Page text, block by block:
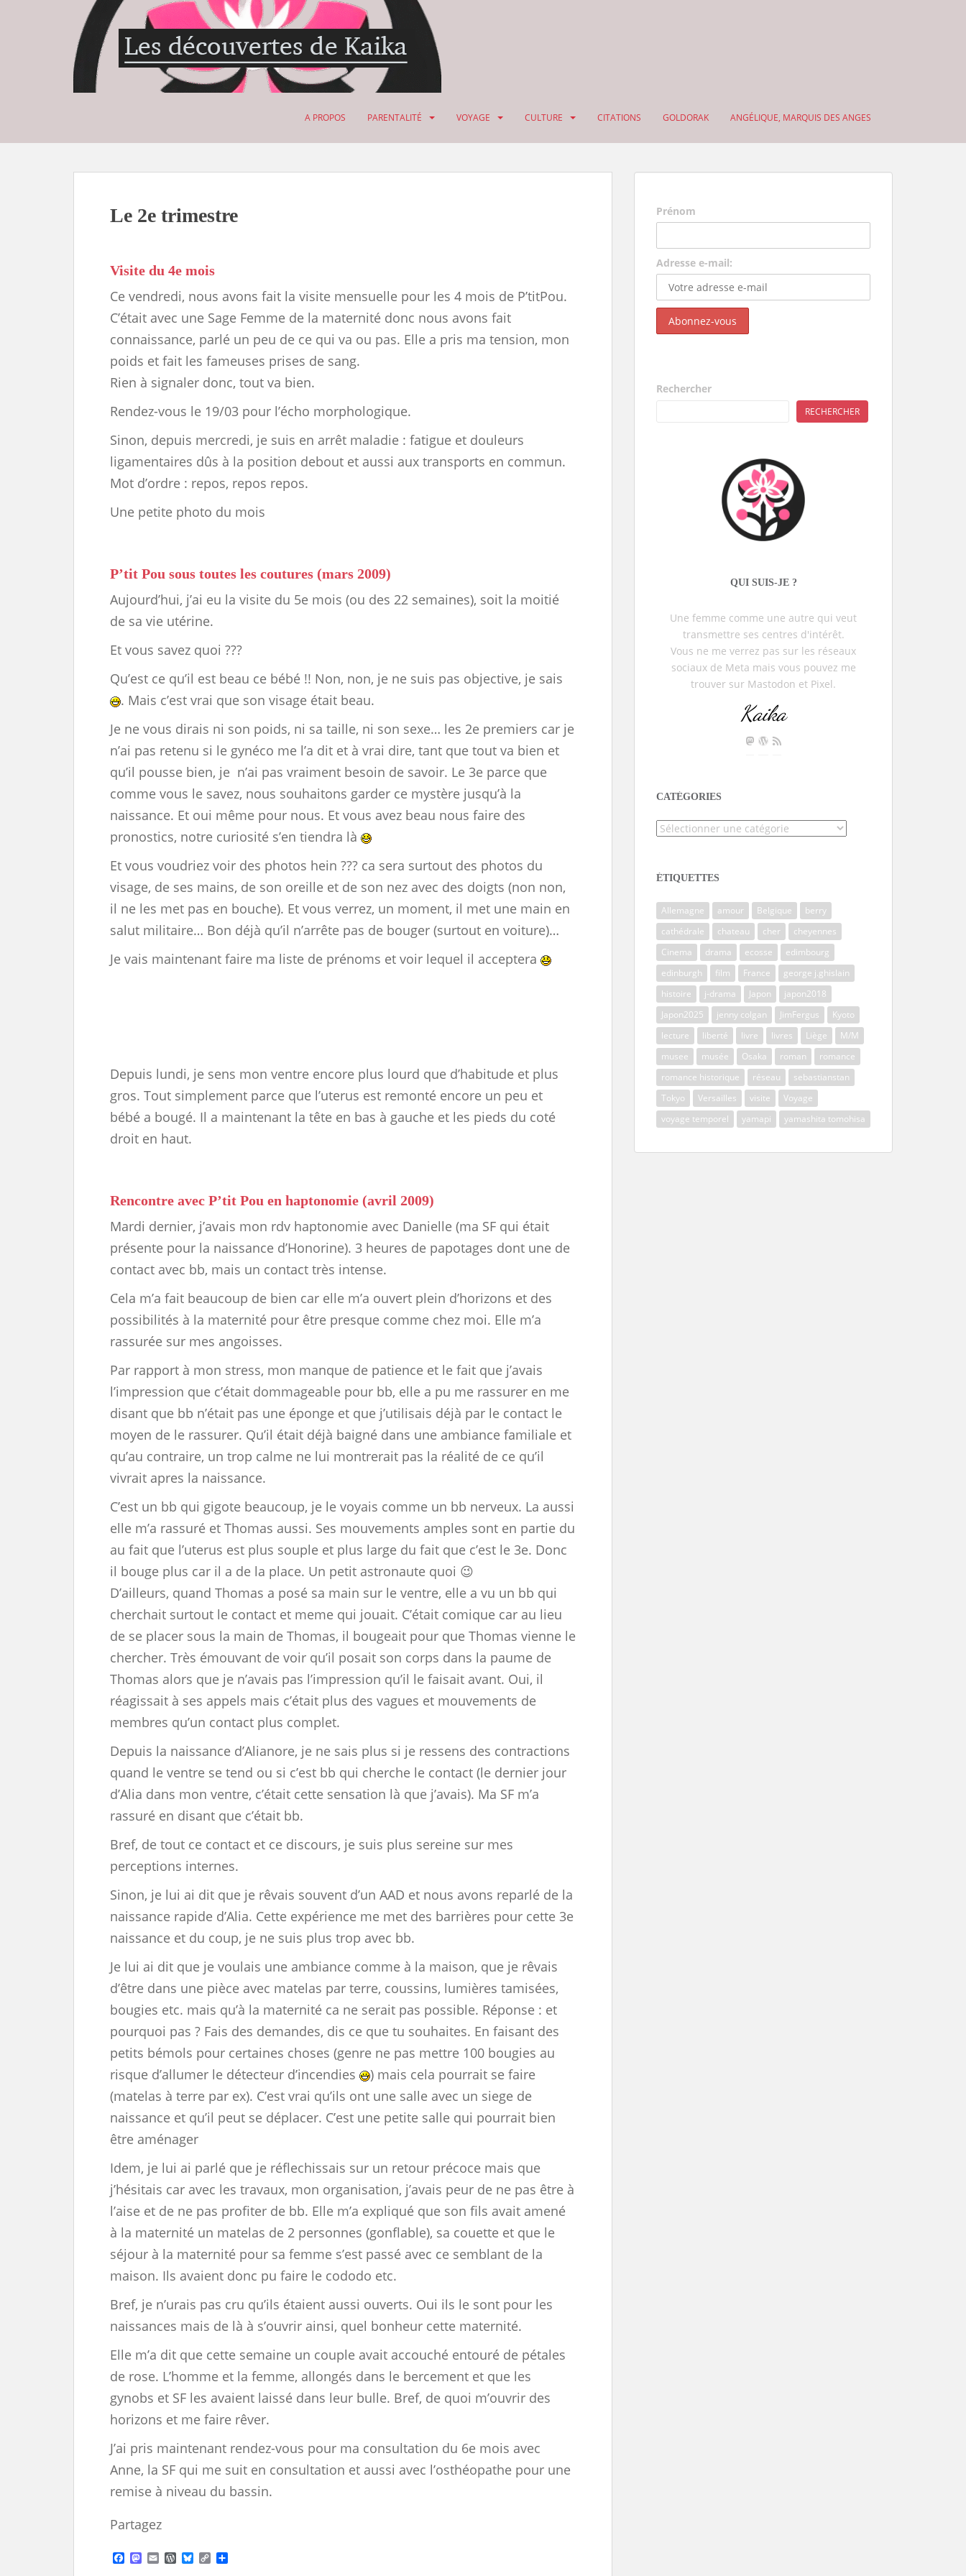
i
A PROPOS PARENTALITÉ VOYAGE CULTURE CITATIONS GOLDORAK ANGÉLIQUE, MARQUIS DES ANGES
Le 2e trimestre
Visite du 4e mois
Ce vendredi, nous avons fait la visite mensuelle pour les 4 mois de P’titPou.
C’était avec une Sage Femme de la maternité donc nous avons fait
connaissance, parlé un peu de ce qui va ou pas. Elle a pris ma tension, mon
poids et fait les fameuses prises de sang.
Rien à signaler donc, tout va bien.
Rendez-vous le 19/03 pour l’écho morphologique.
Sinon, depuis mercredi, je suis en arrêt maladie : fatigue et douleurs
ligamentaires dûs à la position debout et aussi aux transports en commun.
Mot d’ordre : repos, repos repos.
Une petite photo du mois
P’tit Pou sous toutes les coutures (mars 2009)
Aujourd’hui, j’ai eu la visite du 5e mois (ou des 22 semaines), soit la moitié
de sa vie utérine.
Et vous savez quoi ???
Qu’est ce qu’il est beau ce bébé !! Non, non, je ne suis pas objective, je sais
. Mais c’est vrai que son visage était beau.
Je ne vous dirais ni son poids, ni sa taille, ni son sexe… les 2e premiers car je
n’ai pas retenu si le gynéco me l’a dit et à vrai dire, tant que tout va bien et
qu’il pousse bien, je n’ai pas vraiment besoin de savoir. Le 3e parce que
comme vous le savez, nous souhaitons garder ce mystère jusqu’à la
naissance. Et oui même pour nous. Et vous avez beau nous faire des
pronostics, notre curiosité s’en tiendra là
Et vous voudriez voir des photos hein ??? ca sera surtout des photos du
visage, de ses mains, de son oreille et de son nez avec des doigts (non non,
il ne les met pas en bouche). Et vous verrez, un moment, il met une main en
salut militaire… Bon déjà qu’il n’arrête pas de bouger (surtout en voiture)…
Je vais maintenant faire ma liste de prénoms et voir lequel il acceptera
Depuis lundi, je sens mon ventre encore plus lourd que d’habitude et plus
gros. Tout simplement parce que l’uterus est remonté encore un peu et
bébé a bougé. Il a maintenant la tête en bas à gauche et les pieds du coté
droit en haut.
Rencontre avec P’tit Pou en haptonomie (avril 2009)
Mardi dernier, j’avais mon rdv haptonomie avec Danielle (ma SF qui était
présente pour la naissance d’Honorine). 3 heures de papotages dont une de
contact avec bb, mais un contact très intense.
Cela m’a fait beaucoup de bien car elle m’a ouvert plein d’horizons et des
possibilités à la maternité pour être presque comme chez moi. Elle m’a
rassurée sur mes angoisses.
Par rapport à mon stress, mon manque de patience et le fait que j’avais
l’impression que c’était dommageable pour bb, elle a pu me rassurer en me
disant que bb n’était pas une éponge et que j’utilisais déjà par le contact le
moyen de le rassurer. Qu’il était déjà baigné dans une ambiance familiale et
qu’au contraire, un trop calme ne lui montrerait pas la réalité de ce qu’il
vivrait apres la naissance.
C’est un bb qui gigote beaucoup, je le voyais comme un bb nerveux. La aussi
elle m’a rassuré et Thomas aussi. Ses mouvements amples sont en partie du
au fait que l’uterus est plus souple et plus large du fait que c’est le 3e. Donc
il bouge plus car il a de la place. Un petit astronaute quoi 😉
D’ailleurs, quand Thomas a posé sa main sur le ventre, elle a vu un bb qui
cherchait surtout le contact et meme qui jouait. C’était comique car au lieu
de se placer sous la main de Thomas, il bougeait pour que Thomas vienne le
chercher. Très émouvant de voir qu’il posait son corps dans la paume de
Thomas alors que je n’avais pas l’impression qu’il le faisait avant. Oui, il
réagissait à ses appels mais c’était plus des vagues et mouvements de
membres qu’un contact plus complet.
Depuis la naissance d’Alianore, je ne sais plus si je ressens des contractions
quand le ventre se tend ou si c’est bb qui cherche le contact (le dernier jour
d’Alia dans mon ventre, c’était cette sensation là que j’avais). Ma SF m’a
rassuré en disant que c’était bb.
Bref, de tout ce contact et ce discours, je suis plus sereine sur mes
perceptions internes.
Sinon, je lui ai dit que je rêvais souvent d’un AAD et nous avons reparlé de la
naissance rapide d’Alia. Cette expérience me met des barrières pour cette 3e
naissance et du coup, je ne suis plus trop avec bb.
Je lui ai dit que je voulais une ambiance comme à la maison, que je rêvais
d’être dans une pièce avec matelas par terre, coussins, lumières tamisées,
bougies etc. mais qu’à la maternité ca ne serait pas possible. Réponse : et
pourquoi pas ? Fais des demandes, dis ce que tu souhaites. En faisant des
petits bémols pour certaines choses (genre ne pas mettre 100 bougies au
risque d’allumer le détecteur d’incendies
) mais cela pourrait se faire
(matelas à terre par ex). C’est vrai qu’ils ont une salle avec un siege de
naissance et qu’il peut se déplacer. C’est une petite salle qui pourrait bien
être aménager
Idem, je lui ai parlé que je réflechissais sur un retour précoce mais que
j’hésitais car avec les travaux, mon organisation, j’avais peur de ne pas être à
l’aise et de ne pas profiter de bb. Elle m’a expliqué que son fils avait amené
à la maternité un matelas de 2 personnes (gonflable), sa couette et que le
séjour à la maternité pour sa femme s’est passé avec ce semblant de la
maison. Ils avaient donc pu faire le cododo etc.
Bref, je n’urais pas cru qu’ils étaient aussi ouverts. Oui ils le sont pour les
naissances mais de là à s’ouvrir ainsi, quel bonheur cette maternité.
Elle m’a dit que cette semaine un couple avait accouché entouré de pétales
de rose. L’homme et la femme, allongés dans le bercement et que les
gynobs et SF les avaient laissé dans leur bulle. Bref, de quoi m’ouvrir des
horizons et me faire rêver.
J’ai pris maintenant rendez-vous pour ma consultation du 6e mois avec
Anne, la SF qui me suit en consultation et aussi avec l’osthéopathe pour une
remise à niveau du bassin.
Partagez
M E W B C
Prénom
Adresse e-mail:
Rechercher
RECHERCHER
QUI SUIS-JE ?
Une femme comme une autre qui veut
transmettre ses centres d'intérêt.
Vous ne me verrez pas sur les réseaux
sociaux de Meta mais vous pouvez me
trouver sur Mastodon et Pixel.
Kaika
CATÉGORIES
Catégories
ÉTIQUETTES
Allemagne amour Belgique
berry
cathédrale
chateau cher
cheyennes
Cinema
drama ecosse
edimbourg
edinburgh
film France
george j.ghislain
histoire
j-drama Japon
japon2018
Japon2025
jenny colgan JimFergus
Kyoto
lecture
liberté livre livres Liège
M/M
musee
musée Osaka roman
romance
romance historique
réseau
sebastianstan
Tokyo
Versailles visite
Voyage
voyage temporel
yamapi yamashita tomohisa